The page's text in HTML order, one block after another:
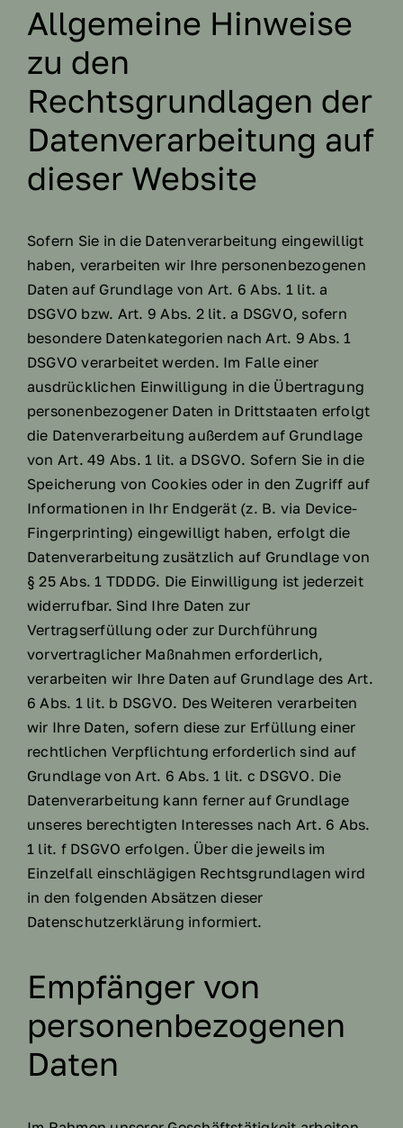
Allgemeine Hinweise
zu den
Rechtsgrundlagen der
Datenverarbeitung auf
dieser Website
Sofern Sie in die Datenverarbeitung eingewilligt
haben, verarbeiten wir Ihre personenbezogenen
Daten auf Grundlage von Art. 6 Abs. 1 lit. a
DSGVO bzw. Art. 9 Abs. 2 lit. a DSGVO, sofern
besondere Datenkategorien nach Art. 9 Abs. 1
DSGVO verarbeitet werden. Im Falle einer
ausdrücklichen Einwilligung in die Übertragung
personenbezogener Daten in Drittstaaten erfolgt
die Datenverarbeitung außerdem auf Grundlage
von Art. 49 Abs. 1 lit. a DSGVO. Sofern Sie in die
Speicherung von Cookies oder in den Zugriff auf
Informationen in Ihr Endgerät (z. B. via Device-
Fingerprinting) eingewilligt haben, erfolgt die
Datenverarbeitung zusätzlich auf Grundlage von
§ 25 Abs. 1 TDDDG. Die Einwilligung ist jederzeit
widerrufbar. Sind Ihre Daten zur
Vertragserfüllung oder zur Durchführung
vorvertraglicher Maßnahmen erforderlich,
verarbeiten wir Ihre Daten auf Grundlage des Art.
6 Abs. 1 lit. b DSGVO. Des Weiteren verarbeiten
wir Ihre Daten, sofern diese zur Erfüllung einer
rechtlichen Verpflichtung erforderlich sind auf
Grundlage von Art. 6 Abs. 1 lit. c DSGVO. Die
Datenverarbeitung kann ferner auf Grundlage
unseres berechtigten Interesses nach Art. 6 Abs.
1 lit. f DSGVO erfolgen. Über die jeweils im
Einzelfall einschlägigen Rechtsgrundlagen wird
in den folgenden Absätzen dieser
Datenschutzerklärung informiert.
Empfänger von
personenbezogenen
Daten